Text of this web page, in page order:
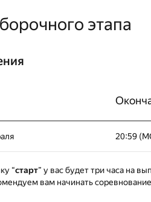
этапа
20:59
“старт” у вас будет три часа на
вам начинать